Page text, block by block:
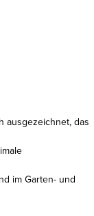
ausgezeichnet, das
im Garten- und